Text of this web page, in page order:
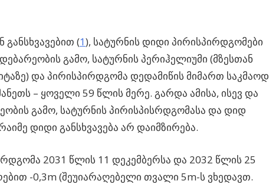
განსხვავებით (1), სატურნის დიდი პირისპირდგომები
გამო, სატურნის პერიჰელიუმი (მზესთან
და პირისპირდგომა დედამიწის მიმართ საკმაოდ
– ყოველი 59 წლის მერე. გარდა ამისა, ისევ და
გამო, სატურნის პირისპისრდგომასა და დიდ
დიდი განსხვავება არ დაიმზირება.
2031 წლის 11 დეკემბერსა და 2032 წლის 25
-0,3m (შეუიარაღებელი თვალი 5m-ს ვხედავთ.